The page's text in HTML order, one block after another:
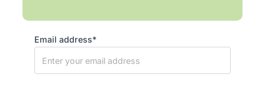
Email address*